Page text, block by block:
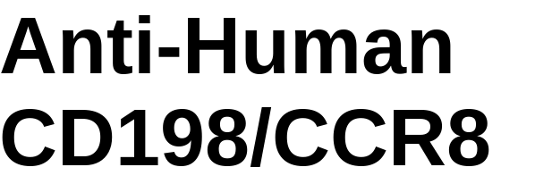
Anti-Human
CD198/CCR8